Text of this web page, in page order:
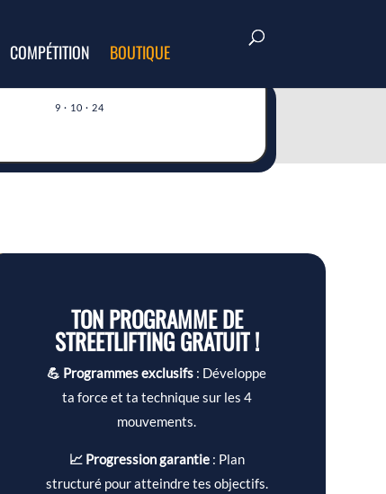
COMPÉTITION BOUTIQUE
9 · 10 · 24
TON PROGRAMME DE
STREETLIFTING GRATUIT !
💪 Programmes exclusifs : Développe
ta force et ta technique sur les 4
mouvements.
📈 Progression garantie: Plan
structuré pour atteindre tes objectifs.